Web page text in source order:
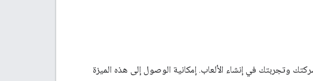
وتجربتك في إنشاء الألعاب. إمكانية الوصول إلى هذه الميزة